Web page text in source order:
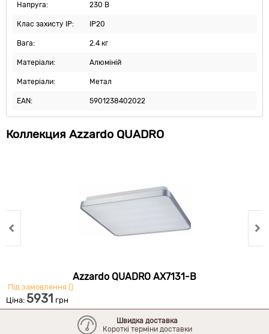
Напруга: 230 В
Клас захисту IP: IP20
Вага: 2.4 кг
Матеріали: Алюміній
Матеріали: Метал
EAN: 5901238402022
Коллекция Azzardo QUADRO
Azzardo QUADRO AX7131-B
Під замовлення ()
Ціна: 5931 грн
Швидка доставка
Короткі терміни доставки